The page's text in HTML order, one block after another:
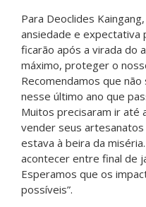
Para Deoclides
ansiedade e expectativa
ficarão após a virada do
máximo, proteger o
Recomendamos que
nesse último ano que
Muitos precisaram ir até
vender seus
estava à beira da
acontecer entre final de
Esperamos que os
possíveis”.